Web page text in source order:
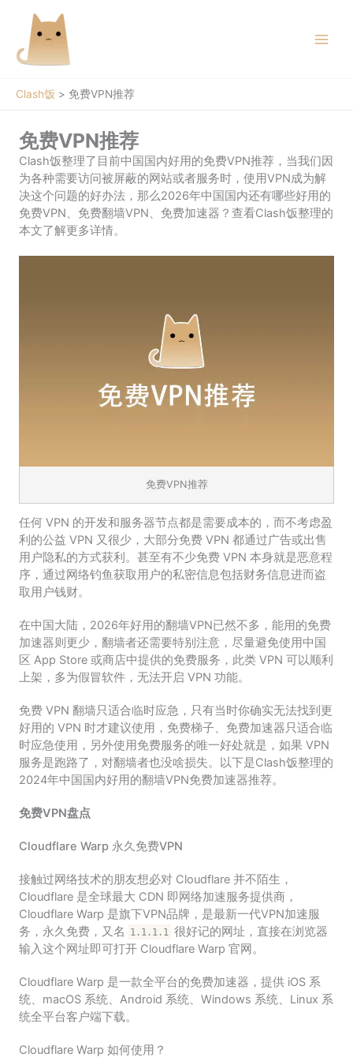
Clash饭 > 免费VPN推荐
免费VPN推荐
Clash饭整理了目前中国国内好用的免费VPN推荐，当我们因
为各种需要访问被屏蔽的网站或者服务时，使用VPN成为解
决这个问题的好办法，那么2026年中国国内还有哪些好用的
免费VPN、免费翻墙VPN、免费加速器？查看Clash饭整理的
本文了解更多详情。
免费VPN推荐
任何 VPN 的开发和服务器节点都是需要成本的，而不考虑盈
利的公益 VPN 又很少，大部分免费 VPN 都通过广告或出售
用户隐私的方式获利。甚至有不少免费 VPN 本身就是恶意程
序，通过网络钓鱼获取用户的私密信息包括财务信息进而盗
取用户钱财。
在中国大陆，2026年好用的翻墙VPN已然不多，能用的免费
加速器则更少，翻墙者还需要特别注意，尽量避免使用中国
区 App Store 或商店中提供的免费服务，此类 VPN 可以顺利
上架，多为假冒软件，无法开启 VPN 功能。
免费 VPN 翻墙只适合临时应急，只有当时你确实无法找到更
好用的 VPN 时才建议使用，免费梯子、免费加速器只适合临
时应急使用，另外使用免费服务的唯一好处就是，如果 VPN
服务是跑路了，对翻墙者也没啥损失。以下是Clash饭整理的
2024年中国国内好用的翻墙VPN免费加速器推荐。
免费VPN盘点
Cloudflare Warp 永久免费VPN
接触过网络技术的朋友想必对 Cloudflare 并不陌生，
Cloudflare 是全球最大 CDN 即网络加速服务提供商，
Cloudflare Warp 是旗下VPN品牌，是最新一代VPN加速服
务，永久免费，又名 1.1.1.1 很好记的网址，直接在浏览器
输入这个网址即可打开 Cloudflare Warp 官网。
Cloudflare Warp 是一款全平台的免费加速器，提供 iOS 系
统、macOS 系统、Android 系统、Windows 系统、Linux 系
统全平台客户端下载。
Cloudflare Warp 如何使用？